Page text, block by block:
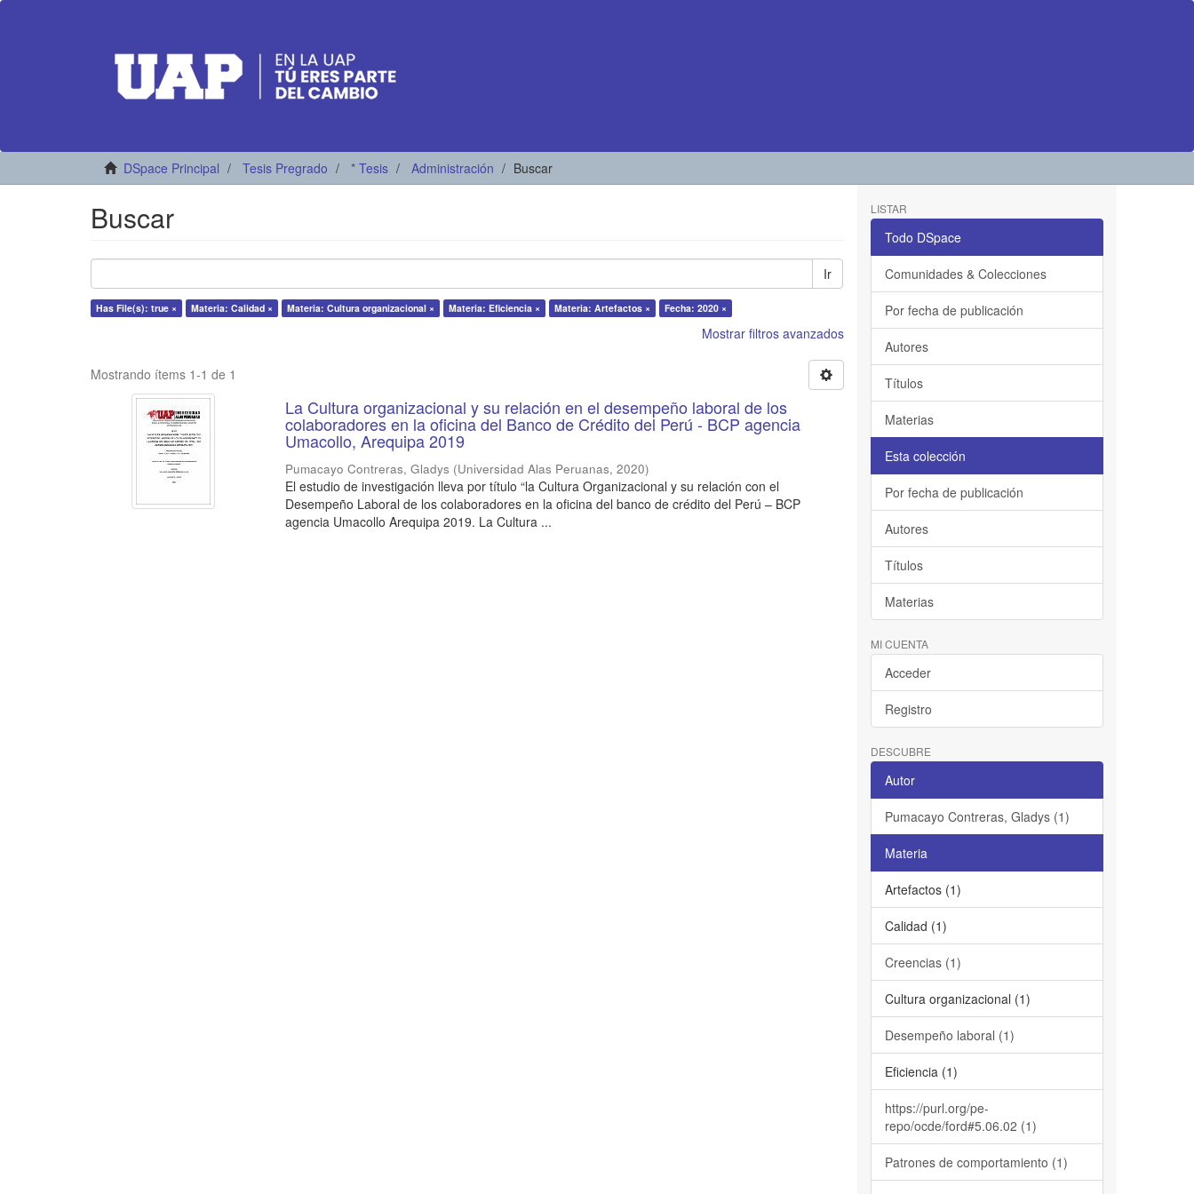
DSpace Principal Tesis Pregrado * Tesis Administración Buscar
Buscar
Ir
Has File(s): true × Materia: Calidad × Materia: Cultura organizacional × Materia: Eficiencia × Materia: Artefactos × Fecha: 2020 ×
Mostrar filtros avanzados
Mostrando ítems 1-1 de 1
La Cultura organizacional y su relación en el desempeño laboral de los
colaboradores en la oficina del Banco de Crédito del Perú - BCP agencia
Umacollo, Arequipa 2019
Pumacayo Contreras, Gladys (Universidad Alas Peruanas,2020)
El estudio de investigación lleva por título “la Cultura Organizacional y su relación con el
Desempeño Laboral de los colaboradores en la oficina del banco de crédito del Perú – BCP
agencia Umacollo Arequipa 2019. La Cultura ...
LISTAR
Todo DSpace
Comunidades & Colecciones
Por fecha de publicación
Autores
Títulos
Materias
Esta colección
Por fecha de publicación
Autores
Títulos
Materias
MI CUENTA
Acceder
Registro
DESCUBRE
Autor
Pumacayo Contreras, Gladys (1)
Materia
Artefactos (1)
Calidad (1)
Creencias (1)
Cultura organizacional (1)
Desempeño laboral (1)
Eficiencia (1)
https://purl.org/pe-
repo/ocde/ford#5.06.02 (1)
Patrones de comportamiento (1)